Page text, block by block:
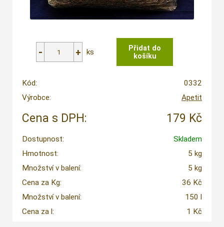
ks
Kód:
0332
Výrobce:
Apetit
Cena s DPH: 179 Kč
Dostupnost:
Skladem
Hmotnost:
5 kg
Množství v balení:
5 kg
Cena za Kg:
36 Kč
Množství v balení:
150 l
Cena za l:
1 Kč